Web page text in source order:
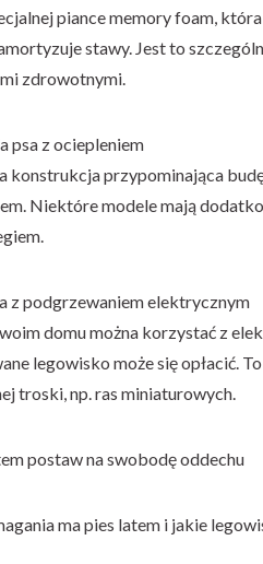
piance memory foam,
stawy. Jest to
zdrowotnymi.
psa z ociepleniem
konstrukcja przypominająca
Niektóre modele mają
z podgrzewaniem elektrycznym
domu można korzystać z
legowisko może się opłacić.
troski, np. ras miniaturowych.
postaw na swobodę oddechu
ma pies latem i jakie